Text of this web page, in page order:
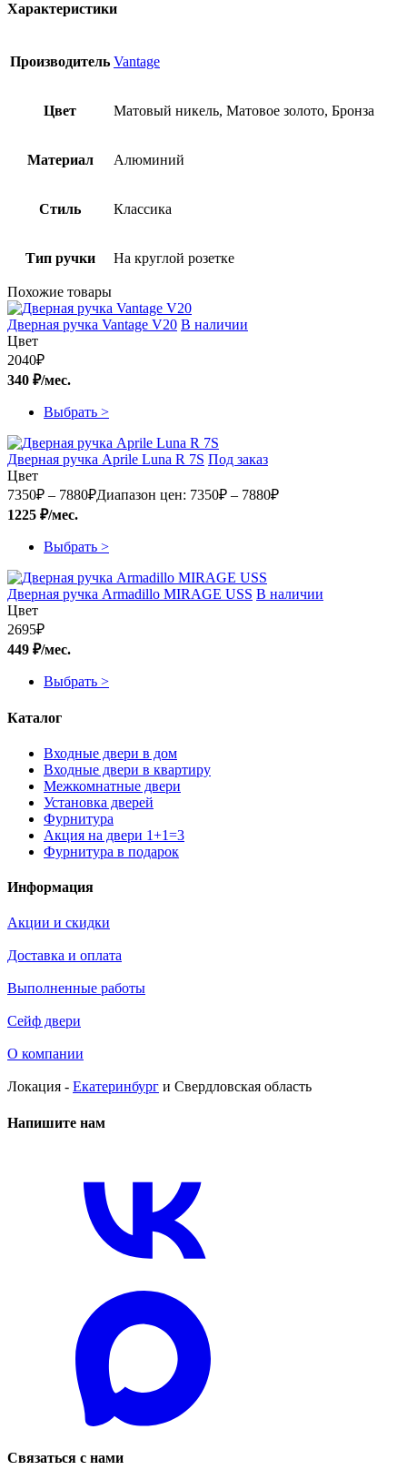
Характеристики
Производитель Vantage
Цвет Матовый никель, Матовое золото, Бронза
Материал Алюминий
Стиль Классика
Тип ручки На круглой розетке
Похожие товары
Дверная ручка Vantage V20 В наличии
Цвет
2040₽
340 ₽/мес.
Выбрать >
Дверная ручка Aprile Luna R 7S Под заказ
Цвет
7350₽ – 7880₽Диапазон цен: 7350₽ – 7880₽
1225 ₽/мес.
Выбрать >
Дверная ручка Armadillo MIRAGE USS В наличии
Цвет
2695₽
449 ₽/мес.
Выбрать >
Каталог
Входные двери в дом
Входные двери в квартиру
Межкомнатные двери
Установка дверей
Фурнитура
Акция на двери 1+1=3
Фурнитура в подарок
Информация
Акции и скидки
Доставка и оплата
Выполненные работы
Сейф двери
О компании
Локация - Екатеринбург и Свердловская область
Напишите нам
Связаться с нами